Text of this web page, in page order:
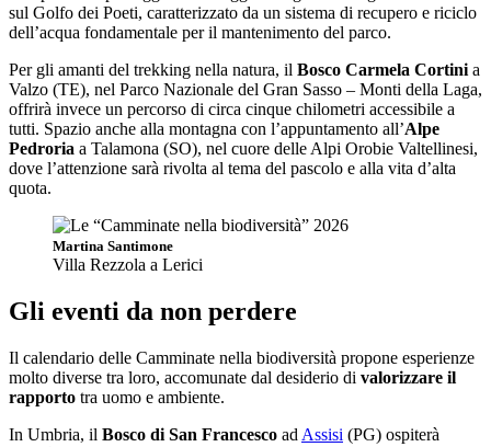
sul Golfo dei Poeti, caratterizzato da un sistema di recupero e riciclo
dell’acqua fondamentale per il mantenimento del parco.
Per gli amanti del trekking nella natura, il Bosco Carmela Cortini a
Valzo (TE), nel Parco Nazionale del Gran Sasso – Monti della Laga,
offrirà invece un percorso di circa cinque chilometri accessibile a
tutti. Spazio anche alla montagna con l’appuntamento all’Alpe
Pedroria a Talamona (SO), nel cuore delle Alpi Orobie Valtellinesi,
dove l’attenzione sarà rivolta al tema del pascolo e alla vita d’alta
quota.
Martina Santimone
Villa Rezzola a Lerici
Gli eventi da non perdere
Il calendario delle Camminate nella biodiversità propone esperienze
molto diverse tra loro, accomunate dal desiderio di valorizzare il
rapporto tra uomo e ambiente.
In Umbria, il Bosco di San Francesco ad Assisi (PG) ospiterà